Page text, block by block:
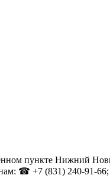
пункте Нижний
☎ +7 (831) 240-91-